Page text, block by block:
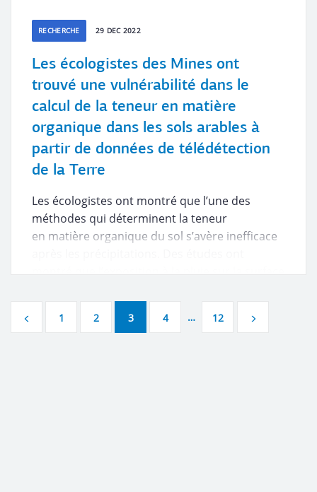
la panique dans les médias et les réseaux
ont étudié comment une telle langue affecte
l’état des gens.
RECHERCHE 29 DEC 2022
Les écologistes des Mines ont
trouvé une vulnérabilité dans le
calcul de la teneur en matière
organique dans les sols arables à
partir de données de télédétection
de la Terre
Les écologistes ont montré que l’une des
méthodes qui déterminent la teneur
en matière organique du sol s’avère inefficace
montré que l’exposition à la pluie sur la surface
diminution de la précision de la simulation
de la teneur en matière organique de 70%. Les
1 2 3 4 … 12